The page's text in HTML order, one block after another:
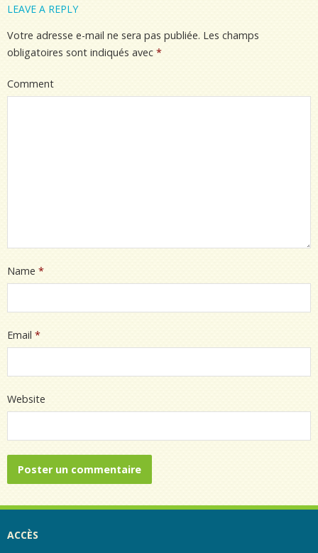
k r
LEAVE A REPLY
Votre adresse e-mail ne sera pas publiée. Les champs
obligatoires sont indiqués avec *
Comment
Name *
Email *
Website
ACCÈS